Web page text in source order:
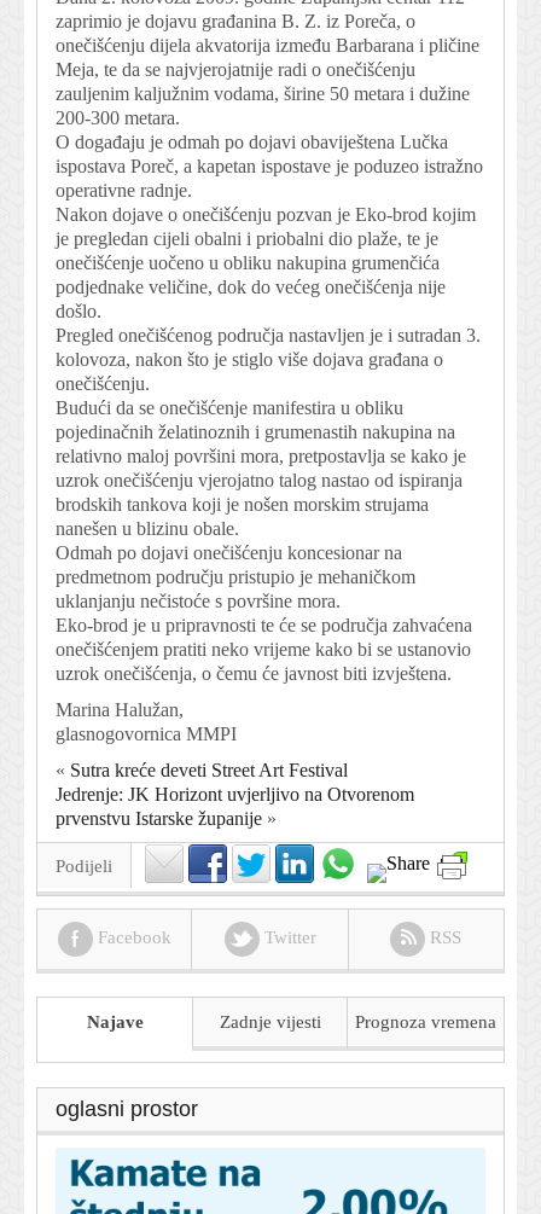
zaprimio je dojavu građanina B. Z. iz Poreča, o
onečišćenju dijela akvatorija između Barbarana i pličine
Meja, te da se najvjerojatnije radi o onečišćenju
zauljenim kaljužnim vodama, širine 50 metara i dužine
200-300 metara.
O događaju je odmah po dojavi obaviještena Lučka
ispostava Poreč, a kapetan ispostave je poduzeo istražno
operativne radnje.
Nakon dojave o onečišćenju pozvan je Eko-brod kojim
je pregledan cijeli obalni i priobalni dio plaže, te je
onečišćenje uočeno u obliku nakupina grumenčića
podjednake veličine, dok do većeg onečišćenja nije
došlo.
Pregled onečišćenog područja nastavljen je i sutradan 3.
kolovoza, nakon što je stiglo više dojava građana o
onečišćenju.
Budući da se onečišćenje manifestira u obliku
pojedinačnih želatinoznih i grumenastih nakupina na
relativno maloj površini mora, pretpostavlja se kako je
uzrok onečišćenju vjerojatno talog nastao od ispiranja
brodskih tankova koji je nošen morskim strujama
nanešen u blizinu obale.
Odmah po dojavi onečišćenju koncesionar na
predmetnom području pristupio je mehaničkom
uklanjanju nečistoće s površine mora.
Eko-brod je u pripravnosti te će se područja zahvaćena
onečišćenjem pratiti neko vrijeme kako bi se ustanovio
uzrok onečišćenja, o čemu će javnost biti izvještena.
Marina Halužan,
glasnogovornica MMPI
« Sutra kreće deveti Street Art Festival
Jedrenje: JK Horizont uvjerljivo na Otvorenom
prvenstvu Istarske županije »
Podijeli
Facebook Twitter RSS
Najave Zadnje vijesti Prognoza vremena
oglasni prostor